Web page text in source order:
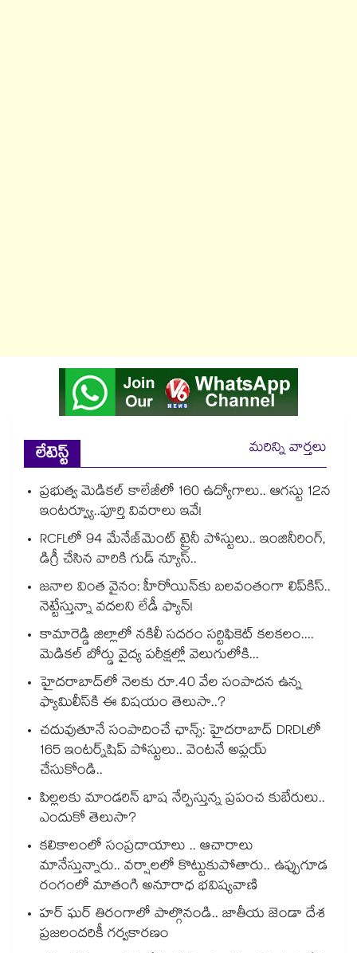
లేటెస్ట్
మరిన్ని వార్తలు
ప్రభుత్వ మెడికల్ కాలేజీలో 160 ఉద్యోగాలు.. ఆగస్టు 12న
ఇంటర్వ్యూ..పూర్తి వివరాలు ఇవే!
RCFLలో 94 మేనేజ్‌మెంట్ ట్రైనీ పోస్టులు.. ఇంజినీరింగ్,
డిగ్రీ చేసిన వారికి గుడ్ న్యూస్..
జనాల వింత వైనం: హీరోయిన్‌కు బలవంతంగా లిప్‌కిస్‌..
నెట్టేస్తున్నా వదలని లేడీ ఫ్యాన్!
కామారెడ్డి జిల్లాలో నకిలీ సదరం సర్టిఫికెట్ కలకలం....
మెడికల్ బోర్డు వైద్య పరీక్షల్లో వెలుగులోకి...
హైదరాబాద్⁪లో నెలకు రూ.40 వేల సంపాదన ఉన్న
ఫ్యామిలీస్⁪కి ఈ విషయం తెలుసా..?
చదువుతూనే సంపాదించే ఛాన్స్: హైదరాబాద్ DRDLలో
165 ఇంటర్న్‌షిప్ పోస్టులు.. వెంటనే అప్లయ్
చేసుకోండి..
పిల్లలకు మాండరిన్ భాష నేర్పిస్తున్న ప్రపంచ కుబేరులు..
ఎందుకో తెలుసా?
కలికాలంలో సంప్రదాయాలు .. ఆచారాలు
మానేస్తున్నారు.. వర్షాలలో కొట్టుకుపోతారు.. ఉప్పుగూడ
రంగంలో మాతంగి అనూరాధ భవిష్యవాణి
హర్ ఘర్ తిరంగాలో పాల్గొనండి.. జాతీయ జెండా దేశ
ప్రజలందరికీ గర్వకారణం